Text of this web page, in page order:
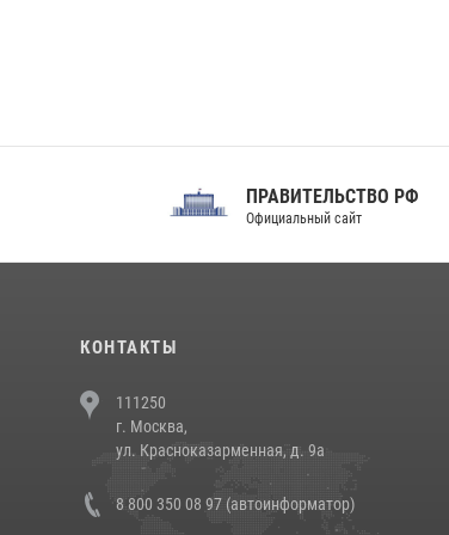
ПРАВИТЕЛЬСТВО РФ
Официальный сайт
КОНТАКТЫ
111250
г. Москва,
ул. Красноказарменная, д. 9а
8 800 350 08 97 (автоинформатор)